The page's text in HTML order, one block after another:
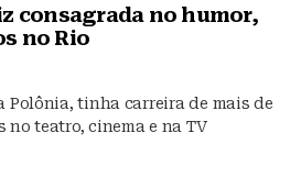
consagrada no humor,
no Rio
Polônia, tinha carreira de mais de
no teatro, cinema e na TV